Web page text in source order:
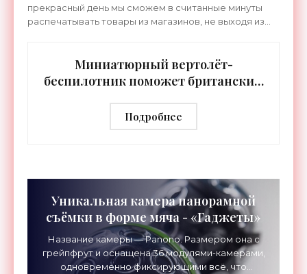
прекрасный день мы сможем в считанные минуты
распечатывать товары из магазинов, не выходя из
Миниатюрный вертолёт-
беспилотник поможет британским
«Гаджеты»
Подробнее
Уникальная камера панорамной
съёмки в форме мяча - «Гаджеты»
Название камеры — Panono. Размером она с
грейпфрут и оснащена 36 модулями-камерами,
одновременно фиксирующими всё, что